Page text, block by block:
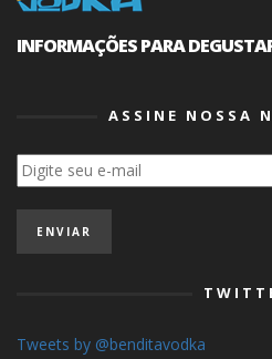
INFORMAÇÕES PARA
ASSINE NOSSA
Tweets by @benditavodka